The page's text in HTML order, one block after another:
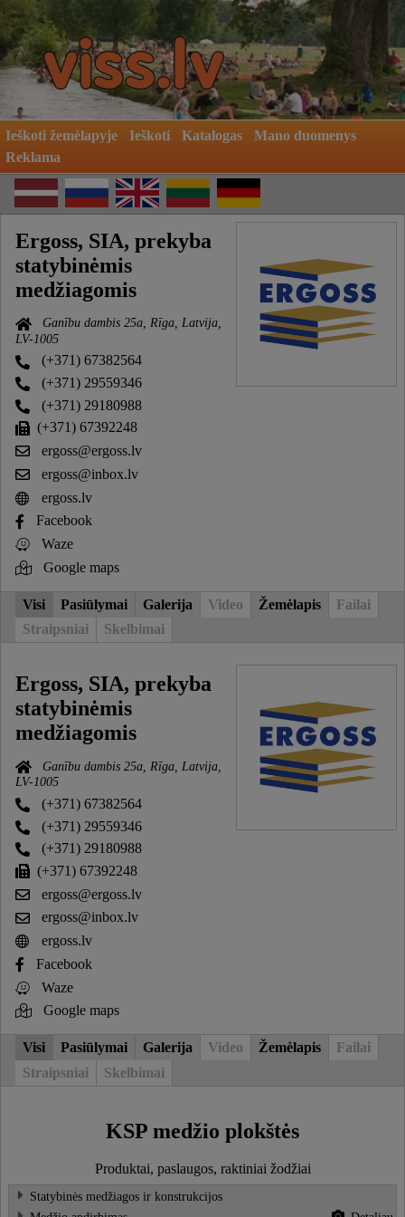
Ieškoti žemėlapyje Ieškoti Katalogas
Mano duomenys
Reklama
Ergoss, SIA, prekyba
statybinėmis
medžiagomis
Ganību dambis 25a, Rīga, Latvija,
LV-1005
(+371) 67382564
(+371) 29559346
(+371) 29180988
(+371) 67392248
ergoss@ergoss.lv
ergoss@inbox.lv
ergoss.lv
Facebook
Waze
Google maps
Visi Pasiūlymai Galerija Video Žemėlapis
Failai
Straipsniai
Skelbimai
Ergoss, SIA, prekyba
statybinėmis
medžiagomis
Ganību dambis 25a, Rīga, Latvija,
LV-1005
(+371) 67382564
(+371) 29559346
(+371) 29180988
(+371) 67392248
ergoss@ergoss.lv
ergoss@inbox.lv
ergoss.lv
Facebook
Waze
Google maps
Visi Pasiūlymai Galerija Video Žemėlapis
Failai
Straipsniai
Skelbimai
KSP medžio plokštės
Produktai, paslaugos, raktiniai žodžiai
Statybinės medžiagos ir konstrukcijos